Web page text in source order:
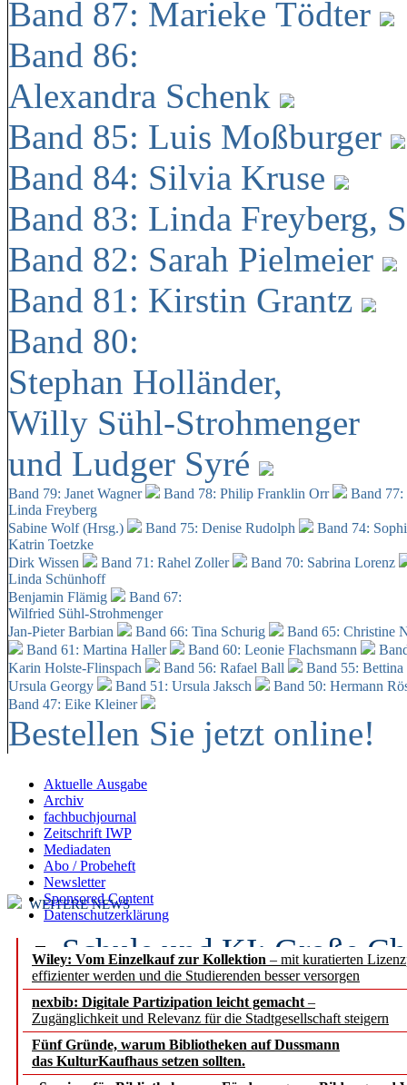
Band 87: Marieke Tödter
Band 86:
Alexandra Schenk
Band 85: Luis Moßburger
Band 84: Silvia Kruse
Band 83: Linda Freyberg,
Band 82: Sarah Pielmeier
Band 81: Kirstin Grantz
Band 80:
Stephan Holländer,
Willy Sühl-Strohmenger
und Ludger Syré
Band 79: Janet Wagner Band 78: Philip Franklin Orr
Band
Linda Freyberg
Sabine Wolf (Hrsg.)
Band 75: Denise Rudolph
Band 74:
Katrin Toetzke
Dirk Wissen
Band 71: Rahel Zoller
Band 70: Sabrina Lorenz
Linda Schünhoff
Benjamin Flämig
Band 67:
Wilfried Sühl-Strohmenger
Jan-Pieter Barbian
Band 66: Tina Schurig
Band 65: Christine
Band 61: Martina Haller
Band 60: Leonie Flachsmann
Karin Holste-Flinspach
Band 56: Rafael Ball
Band 55:
Ursula Georgy
Band 51: Ursula Jaksch Band 50: Hermann
Band 47: Eike Kleiner
Bestellen Sie jetzt online!
Aktuelle Ausgabe
Archiv
fachbuchjournal
Zeitschrift IWP
Mediadaten
Abo / Probeheft
Newsletter
Sponsored Content
Datenschutzerklärung
Wiley: Vom Einzelkauf zur Kollektion – mit kuratierten
effizienter werden und die Studierenden besser versorgen
nexbib: Digitale Partizipation leicht gemacht –
Zugänglichkeit und Relevanz für die Stadtgesellschaft steigern
Fünf Gründe, warum Bibliotheken auf Dussmann
das KulturKaufhaus setzen sollten.
WEITERE NEWS
Schule und KI: Große
Voraussetzungen
Erfolgreiches erstes
Segment Research –